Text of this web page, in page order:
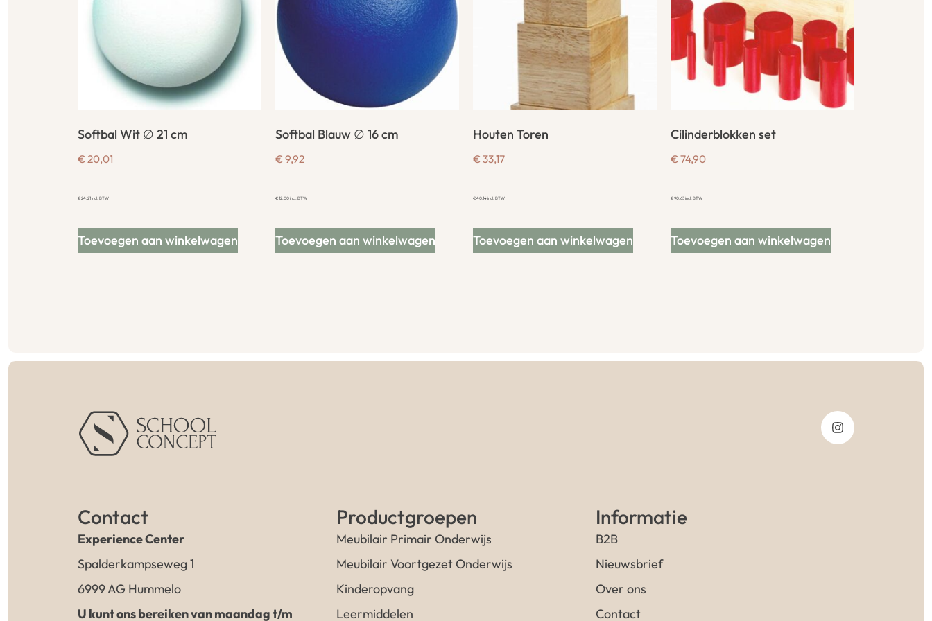
Softbal Wit ∅ 21 cm
€ 20,01
€24,21incl. BTW
Toevoegen aan winkelwagen
Softbal Blauw ∅ 16 cm
€ 9,92
€12,00incl. BTW
Toevoegen aan winkelwagen
Houten Toren
€ 33,17
€40,14incl. BTW
Toevoegen aan winkelwagen
Cilinderblokken set
€ 74,90
€90,63incl. BTW
Toevoegen aan winkelwagen
Contact
Experience Center
Spalderkampseweg 1
6999 AG Hummelo
U kunt ons bereiken van maandag t/m
Productgroepen
Meubilair Primair Onderwijs
Meubilair Voortgezet Onderwijs
Kinderopvang
Leermiddelen
Informatie
B2B
Nieuwsbrief
Over ons
Contact